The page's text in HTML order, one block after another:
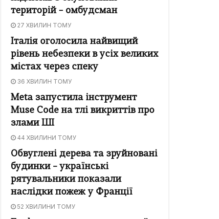
територій – омбудсман
27 ХВИЛИН ТОМУ
Італія оголосила найвищий
рівень небезпеки в усіх великих
містах через спеку
36 ХВИЛИН ТОМУ
Meta запустила інструмент
Muse Code на тлі викриттів про
злами ШІ
44 ХВИЛИНИ ТОМУ
Обвуглені дерева та зруйновані
будинки – українські
рятувальники показали
наслідки пожеж у Франції
52 ХВИЛИНИ ТОМУ